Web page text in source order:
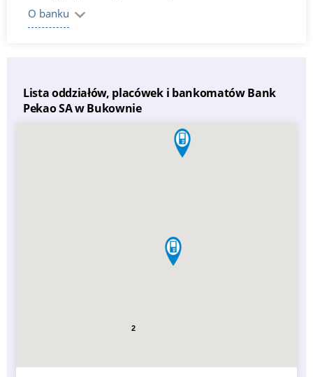
O banku
Lista oddziałów, placówek i bankomatów Bank
Pekao SA w Bukownie
2